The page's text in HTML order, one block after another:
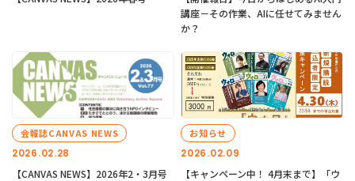
講座－その作業、AIに任せてみません
か？
2026.02.28
会報誌CANVAS NEWS
【CANVAS NEWS】2026年2・3月号
2026.02.09
お知らせ
【キャンペーン中！ 4月末まで】「ウ